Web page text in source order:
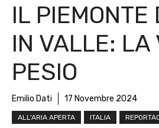
IL PIEMONTE
IN VALLE: LA
PESIO
Emilio Dati 17 Novembre 2024
ALL'ARIA APERTA ITALIA